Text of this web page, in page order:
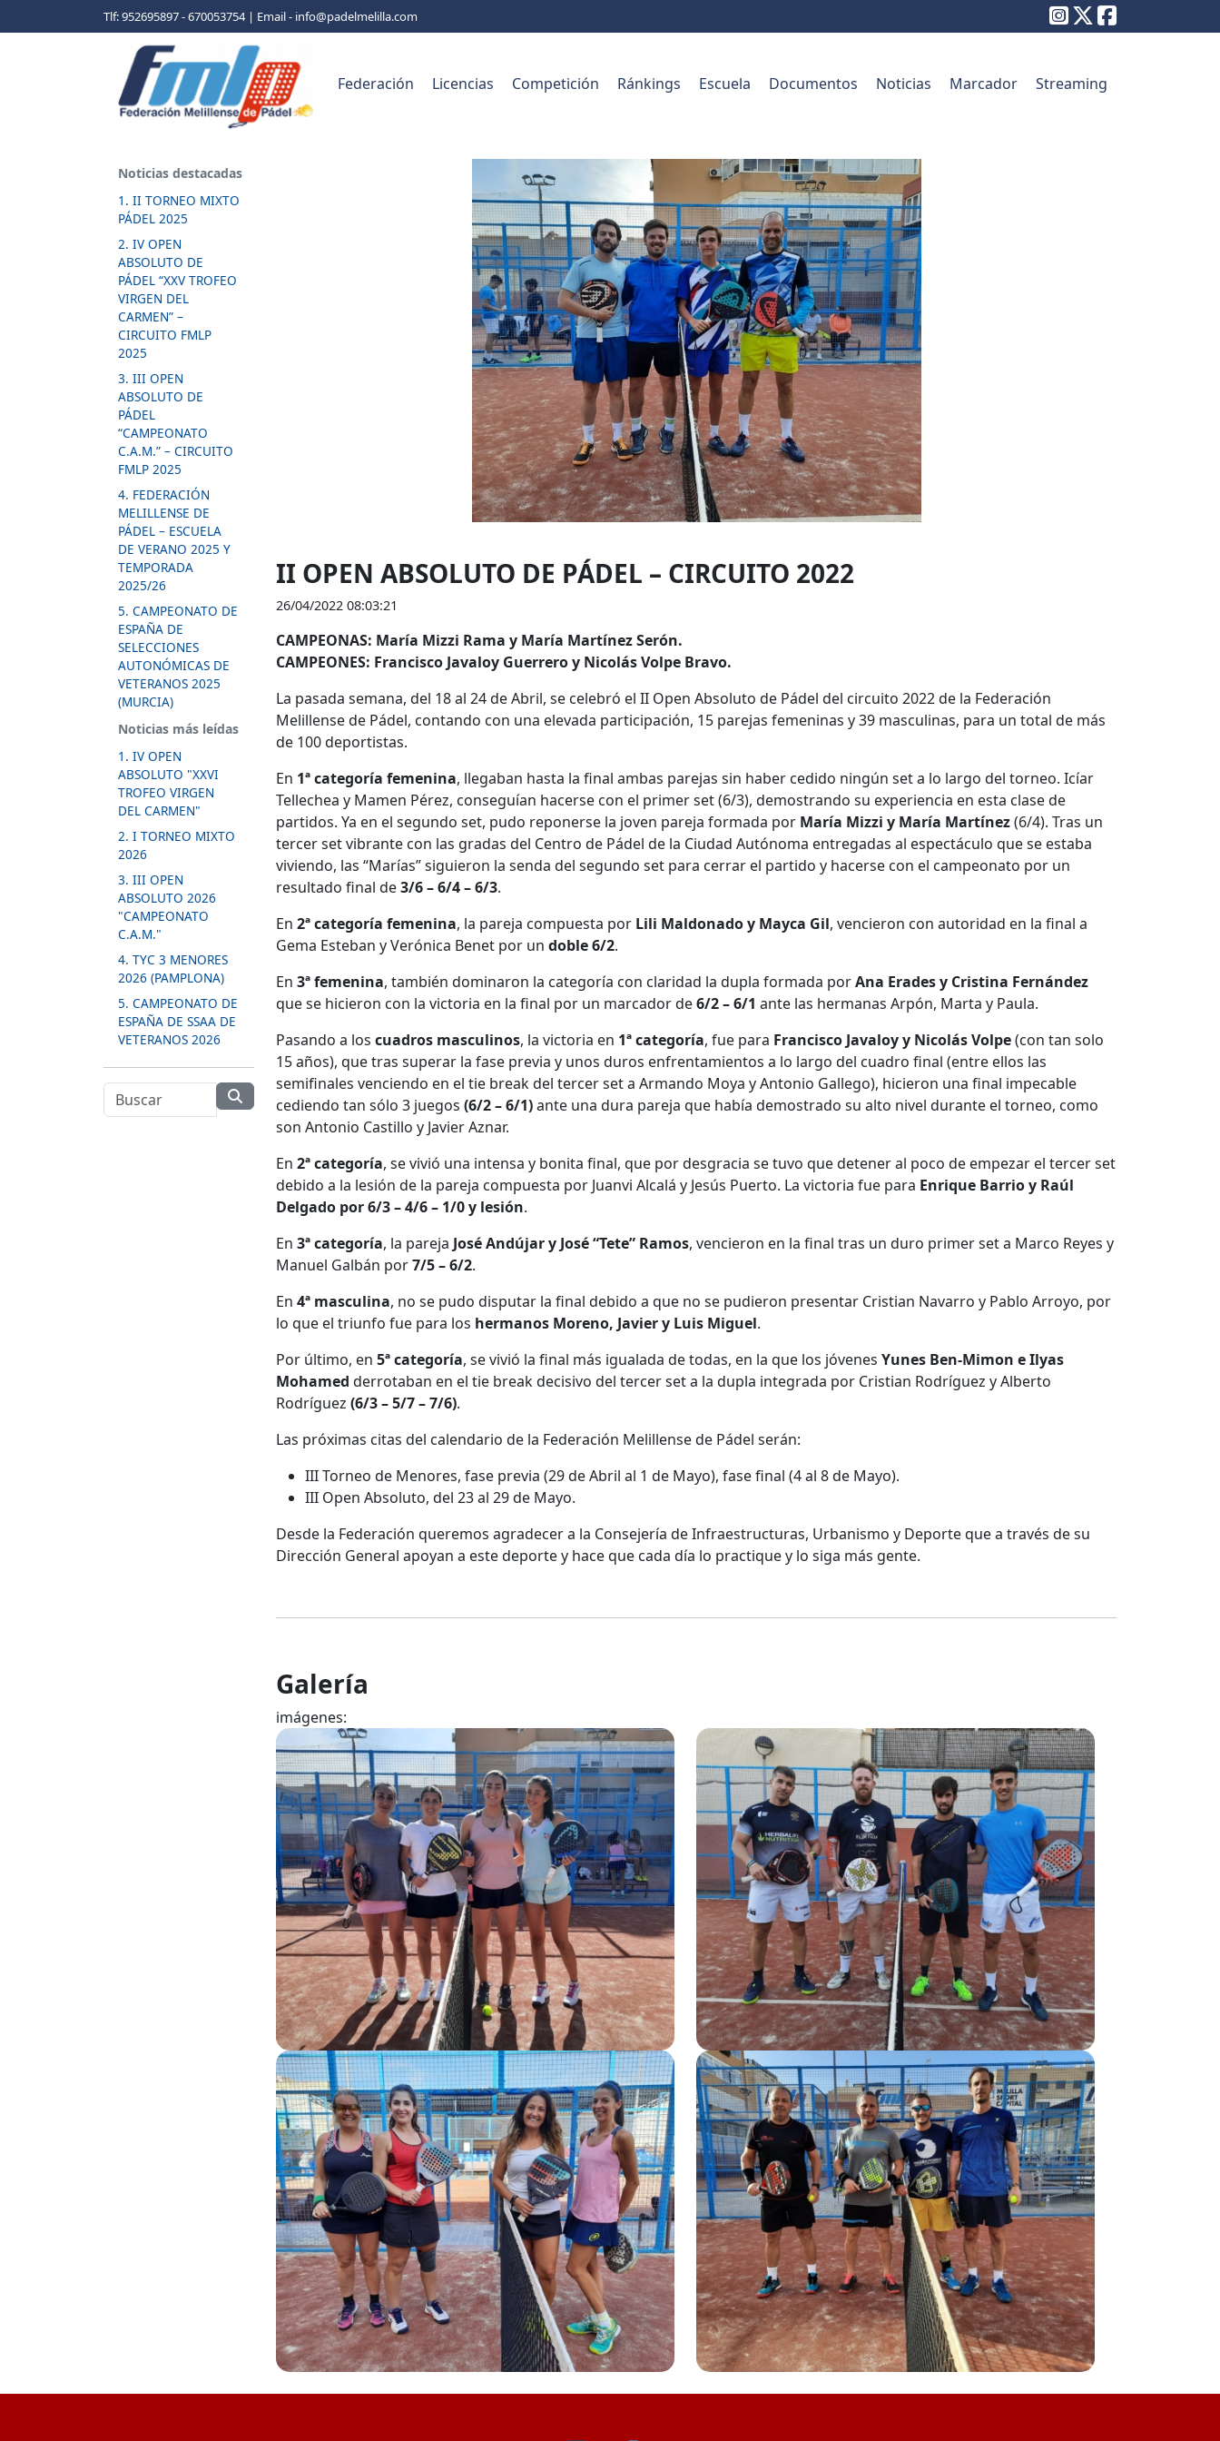
Tlf: 952695897 - 670053754 | Email - info@padelmelilla.com
Federación Licencias Competición Ránkings Escuela Documentos Noticias Marcador Streaming
Noticias destacadas
1. II TORNEO MIXTO
PÁDEL 2025
2. IV OPEN
ABSOLUTO DE
PÁDEL “XXV TROFEO
VIRGEN DEL
CARMEN” –
CIRCUITO FMLP
2025
3. III OPEN
ABSOLUTO DE
PÁDEL
“CAMPEONATO
C.A.M.” – CIRCUITO
FMLP 2025
4. FEDERACIÓN
MELILLENSE DE
PÁDEL – ESCUELA
DE VERANO 2025 Y
TEMPORADA
2025/26
5. CAMPEONATO DE
ESPAÑA DE
SELECCIONES
AUTONÓMICAS DE
VETERANOS 2025
(MURCIA)
Noticias más leídas
1. IV OPEN
ABSOLUTO "XXVI
TROFEO VIRGEN
DEL CARMEN"
2. I TORNEO MIXTO
2026
3. III OPEN
ABSOLUTO 2026
"CAMPEONATO
C.A.M."
4. TYC 3 MENORES
2026 (PAMPLONA)
5. CAMPEONATO DE
ESPAÑA DE SSAA DE
VETERANOS 2026
II OPEN ABSOLUTO DE PÁDEL – CIRCUITO 2022
26/04/2022 08:03:21
CAMPEONAS: María Mizzi Rama y María Martínez Serón.
CAMPEONES: Francisco Javaloy Guerrero y Nicolás Volpe Bravo.
La pasada semana, del 18 al 24 de Abril, se celebró el II Open Absoluto de Pádel del circuito 2022 de la Federación
Melillense de Pádel, contando con una elevada participación, 15 parejas femeninas y 39 masculinas, para un total de más
de 100 deportistas.
En 1ª categoría femenina, llegaban hasta la final ambas parejas sin haber cedido ningún set a lo largo del torneo. Icíar
Tellechea y Mamen Pérez, conseguían hacerse con el primer set (6/3), demostrando su experiencia en esta clase de
partidos. Ya en el segundo set, pudo reponerse la joven pareja formada por María Mizzi y María Martínez(6/4). Tras un
tercer set vibrante con las gradas del Centro de Pádel de la Ciudad Autónoma entregadas al espectáculo que se estaba
viviendo, las “Marías” siguieron la senda del segundo set para cerrar el partido y hacerse con el campeonato por un
resultado final de3/6 – 6/4 – 6/3.
En 2ª categoría femenina, la pareja compuesta por Lili Maldonado y Mayca Gil, vencieron con autoridad en la final a
Gema Esteban y Verónica Benet por un doble 6/2.
En 3ª femenina, también dominaron la categoría con claridad la dupla formada porAna Erades y Cristina Fernández
que se hicieron con la victoria en la final por un marcador de6/2 – 6/1 ante las hermanas Arpón, Marta y Paula.
Pasando a los cuadros masculinos, la victoria en 1ª categoría, fue para Francisco Javaloy y Nicolás Volpe(con tan solo
15 años), que tras superar la fase previa y unos duros enfrentamientos a lo largo del cuadro final (entre ellos las
semifinales venciendo en el tie break del tercer set a Armando Moya y Antonio Gallego), hicieron una final impecable
cediendo tan sólo 3 juegos (6/2 – 6/1)ante una dura pareja que había demostrado su alto nivel durante el torneo, como
son Antonio Castillo y Javier Aznar.
En 2ª categoría, se vivió una intensa y bonita final, que por desgracia se tuvo que detener al poco de empezar el tercer set
debido a la lesión de la pareja compuesta por Juanvi Alcalá y Jesús Puerto. La victoria fue para Enrique Barrio y Raúl
Delgado por 6/3 – 4/6 – 1/0 y lesión.
En 3ª categoría, la pareja José Andújar y José “Tete” Ramos, vencieron en la final tras un duro primer set a Marco Reyes y
Manuel Galbán por7/5 – 6/2.
En 4ª masculina, no se pudo disputar la final debido a que no se pudieron presentar Cristian Navarro y Pablo Arroyo, por
lo que el triunfo fue para los hermanos Moreno, Javier y Luis Miguel.
Por último, en 5ª categoría, se vivió la final más igualada de todas, en la que los jóvenes Yunes Ben-Mimon e Ilyas
Mohamed derrotaban en el tie break decisivo del tercer set a la dupla integrada por Cristian Rodríguez y Alberto
Rodríguez (6/3 – 5/7 – 7/6).
Las próximas citas del calendario de la Federación Melillense de Pádel serán:
III Torneo de Menores, fase previa (29 de Abril al 1 de Mayo), fase final (4 al 8 de Mayo).
III Open Absoluto, del 23 al 29 de Mayo.
Desde la Federación queremos agradecer a la Consejería de Infraestructuras, Urbanismo y Deporte que a través de su
Dirección General apoyan a este deporte y hace que cada día lo practique y lo siga más gente.
Galería
imágenes: